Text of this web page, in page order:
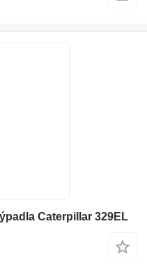
Caterpillar 329EL